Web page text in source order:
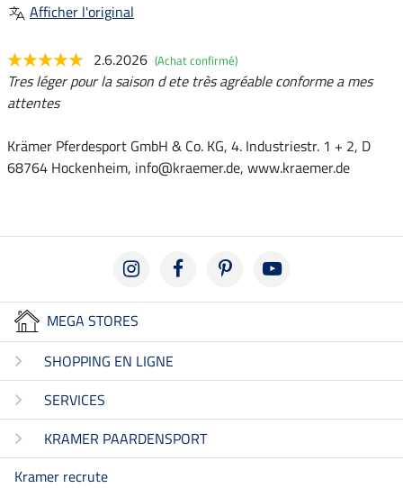
Afficher l'original
2.6.2026 (Achat confirmé)
Tres léger pour la saison d ete très agréable conforme a mes
attentes
Krämer Pferdesport GmbH & Co. KG, 4. Industriestr. 1 + 2, D
68764 Hockenheim, info@kraemer.de, www.kraemer.de
MEGA STORES
SHOPPING EN LIGNE
SERVICES
KRAMER PAARDENSPORT
Kramer recrute